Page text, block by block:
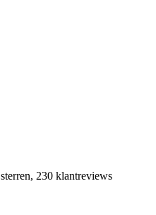
230 klantreviews